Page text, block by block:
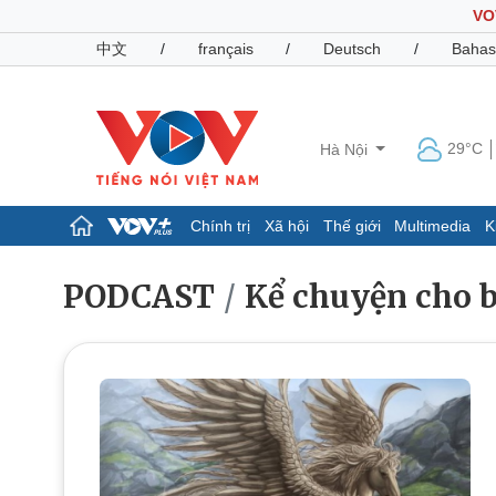
中文
/ français / Deutsch /
Hà Nội 29°C
Chính trị Xã hội Thế giới Multimedia
Đảng
Quốc hội
Tin 24h
Giáo dục
Việc làm
Biển đảo
Pháp luật
Vụ án
Quân sự - Quốc phòng
Vũ khí
PODCAST Kể chuyện cho